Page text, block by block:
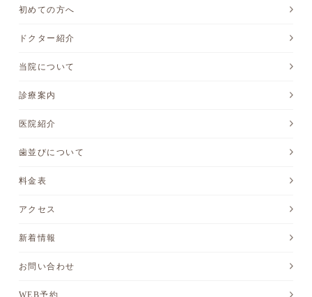
初めての方へ
ドクター紹介
当院について
診療案内
医院紹介
歯並びについて
料金表
アクセス
新着情報
お問い合わせ
WEB予約